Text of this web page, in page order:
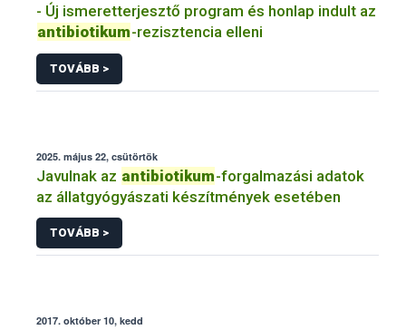
- Új ismeretterjesztő program és honlap indult az
antibiotikum-rezisztencia elleni
TOVÁBB >
2025. május 22, csütörtök
Javulnak az antibiotikum-forgalmazási adatok
az állatgyógyászati készítmények esetében
TOVÁBB >
2017. október 10, kedd